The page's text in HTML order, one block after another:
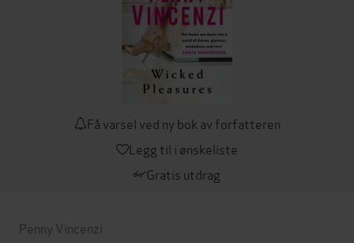
Få varsel ved ny bok av forfatteren
Legg til i ønskeliste
Gratis utdrag
Penny Vincenzi